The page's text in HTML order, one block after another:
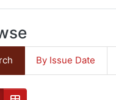
By Issue Date